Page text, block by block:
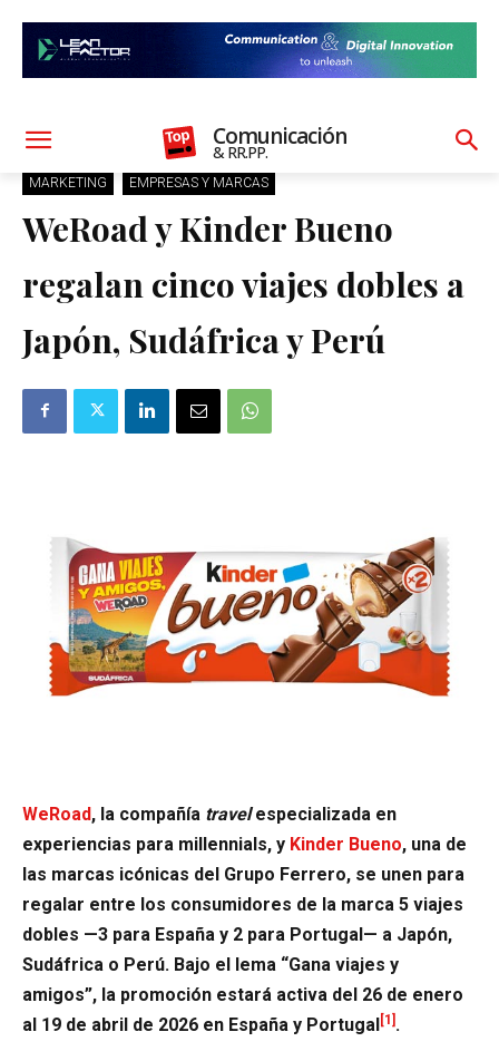
Comunicación
& RR.PP.
MARKETING EMPRESAS Y MARCAS
WeRoad y Kinder Bueno
regalan cinco viajes dobles a
Japón, Sudáfrica y Perú
WeRoad, la compañía travelespecializada en
experiencias para millennials, y Kinder Bueno, una de
las marcas icónicas del Grupo Ferrero, se unen para
regalar entre los consumidores de la marca 5 viajes
dobles —3 para España y 2 para Portugal— a Japón,
Sudáfrica o Perú. Bajo el lema “Gana viajes y
amigos”, la promoción estará activa del 26 de enero
al 19 de abril de 2026 en España y Portugal[1] .